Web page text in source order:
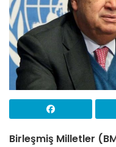
Birleşmiş Milletler